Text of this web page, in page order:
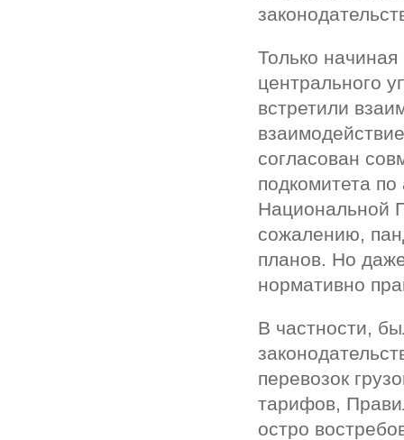
Только
центрального
встретили
согласован
подкомитета по
Национальной
сожалению,
планов. Но
нормативно
В частности,
перевозок
тарифов,
остро